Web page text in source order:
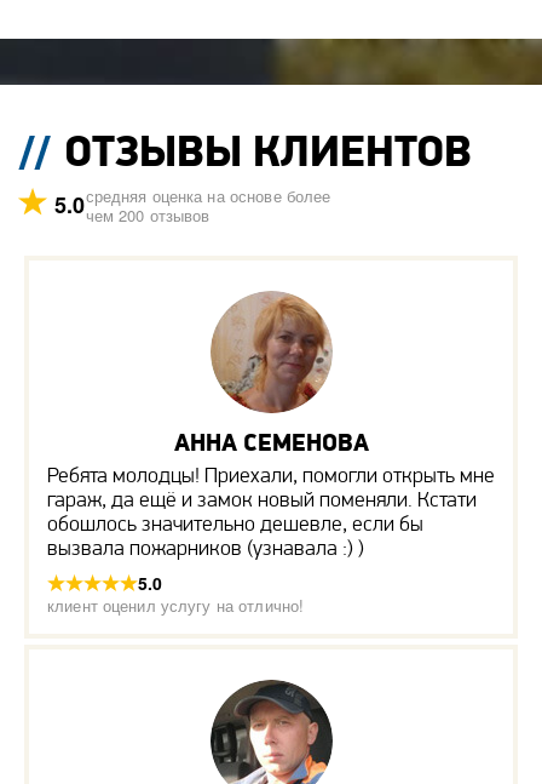
ОТЗЫВЫ КЛИЕНТОВ
5.0средняя оценка на основе более
чем 200 отзывов
АННА СЕМЕНОВА
Ребята молодцы! Приехали, помогли открыть мне
гараж, да ещё и замок новый поменяли. Кстати
обошлось значительно дешевле, если бы
вызвала пожарников (узнавала :) )
5.0
клиент оценил услугу на отлично!